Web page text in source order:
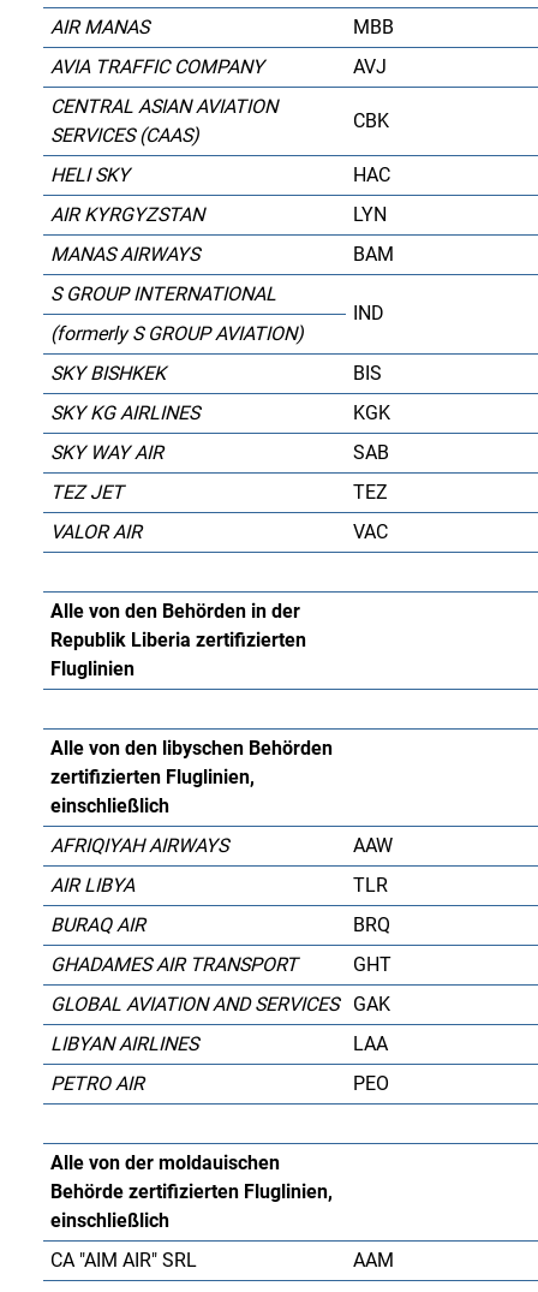
AIR MANAS
MBB
AVIA TRAFFIC COMPANY
AVJ
CENTRAL ASIAN AVIATION
SERVICES (CAAS)
CBK
HELI SKY
HAC
AIR KYRGYZSTAN
LYN
MANAS AIRWAYS
BAM
S GROUP INTERNATIONAL
IND
(formerly S GROUP AVIATION)
SKY BISHKEK
BIS
SKY KG AIRLINES
KGK
SKY WAY AIR
SAB
TEZ JET
TEZ
VALOR AIR
VAC
Alle von den Behörden in der
Republik Liberia zertifizierten
Fluglinien
Alle von den libyschen Behörden
zertifizierten Fluglinien,
einschließlich
AFRIQIYAH AIRWAYS
AAW
AIR LIBYA
TLR
BURAQ AIR
BRQ
GHADAMES AIR TRANSPORT
GHT
GLOBAL AVIATION AND SERVICES
GAK
LIBYAN AIRLINES
LAA
PETRO AIR
PEO
Alle von der moldauischen
Behörde zertifizierten Fluglinien,
einschließlich
CA "AIM AIR" SRL
AAM